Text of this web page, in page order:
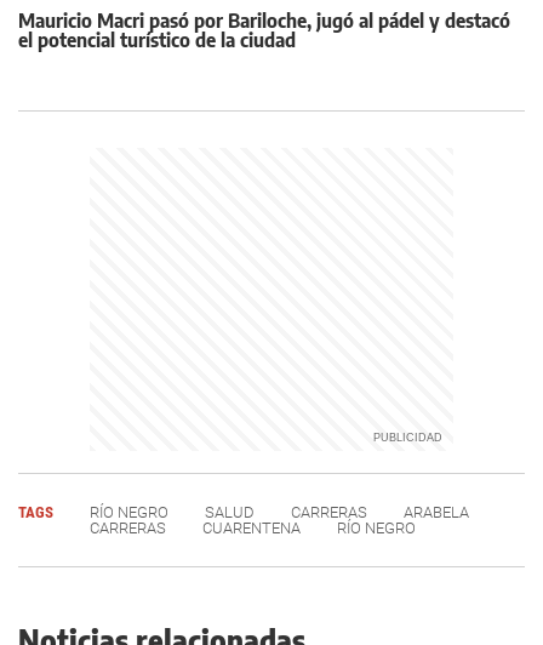
Mauricio Macri pasó por Bariloche, jugó al pádel y destacó
el potencial turístico de la ciudad
TAGS RÍO NEGRO SALUD CARRERAS
ARABELA
CARRERAS
CUARENTENA RÍO NEGRO